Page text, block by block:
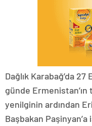
Dağlık Karabağ’da
günde
yenilginin ardından
Başbakan